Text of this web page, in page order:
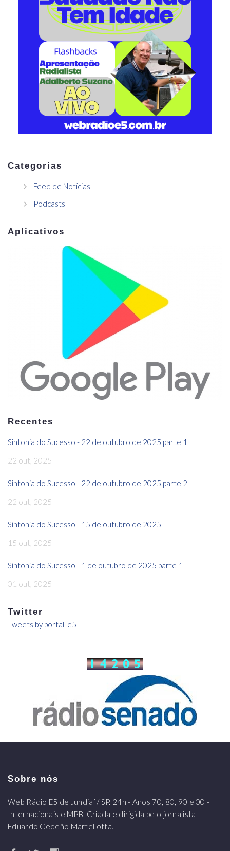
Categorias
Feed de Notícias
Podcasts
Aplicativos
Recentes
Sintonia do Sucesso - 22 de outubro de 2025 parte 1
22 out, 2025
Sintonia do Sucesso - 22 de outubro de 2025 parte 2
22 out, 2025
Sintonia do Sucesso - 15 de outubro de 2025
15 out, 2025
Sintonia do Sucesso - 1 de outubro de 2025 parte 1
01 out, 2025
Twitter
Tweets by portal_e5
Sobre nós
Web Rádio E5 de Jundiaí / SP. 24h - Anos 70, 80, 90 e 00 -
Internacionais e MPB. Criada e dirigida pelo jornalista
Eduardo Cedeño Martellotta.